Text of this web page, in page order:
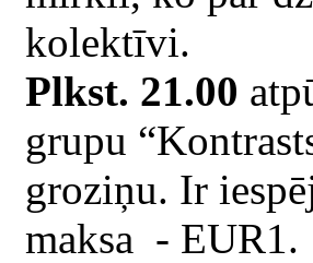
kolektīvi.
Plkst. 21.00
grupu
groziņu. Ir
maksa - EUR1.